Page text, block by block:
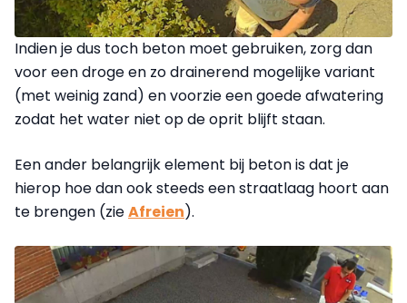
Indien je dus toch beton moet gebruiken, zorg dan
voor een droge en zo drainerend mogelijke variant
(met weinig zand) en voorzie een goede afwatering
zodat het water niet op de oprit blijft staan.
Een ander belangrijk element bij beton is dat je
hierop hoe dan ook steeds een straatlaag hoort aan
te brengen (zieAfreien).